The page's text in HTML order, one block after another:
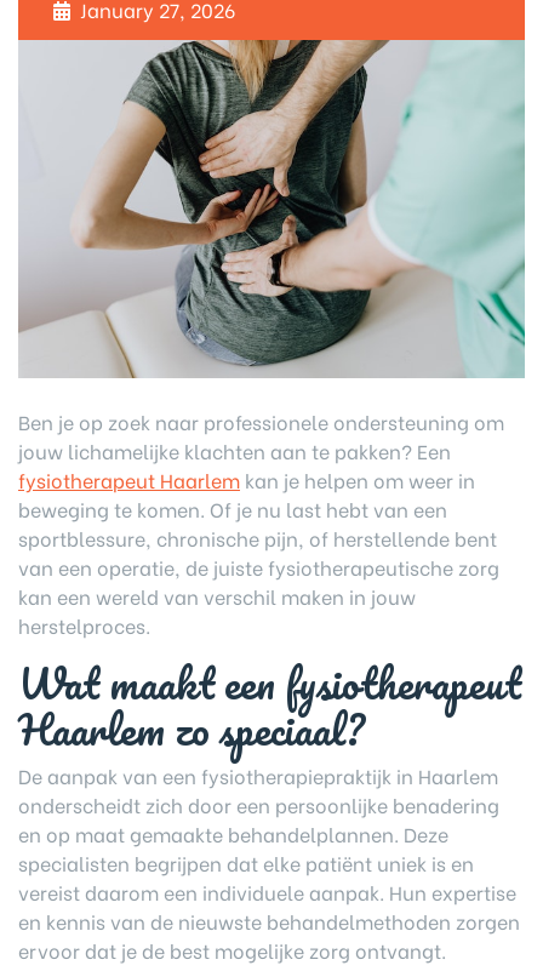
January 27, 2026
Ben je op zoek naar professionele ondersteuning om
jouw lichamelijke klachten aan te pakken? Een
fysiotherapeut Haarlem kan je helpen om weer in
beweging te komen. Of je nu last hebt van een
sportblessure, chronische pijn, of herstellende bent
van een operatie, de juiste fysiotherapeutische zorg
kan een wereld van verschil maken in jouw
herstelproces.
Wat maakt een fysiotherapeut
Haarlem zo speciaal?
De aanpak van een fysiotherapiepraktijk in Haarlem
onderscheidt zich door een persoonlijke benadering
en op maat gemaakte behandelplannen. Deze
specialisten begrijpen dat elke patiënt uniek is en
vereist daarom een individuele aanpak. Hun expertise
en kennis van de nieuwste behandelmethoden zorgen
ervoor dat je de best mogelijke zorg ontvangt.